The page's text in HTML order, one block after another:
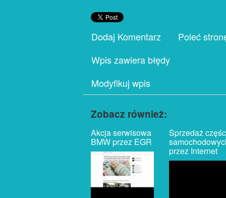
Dodaj Komentarz
Poleć
Wpis zawiera błędy
Modyfikuj wpis
Zobacz również:
Akcja serwisowa
BMW przez EGR
Sprzedaż
przez Internet